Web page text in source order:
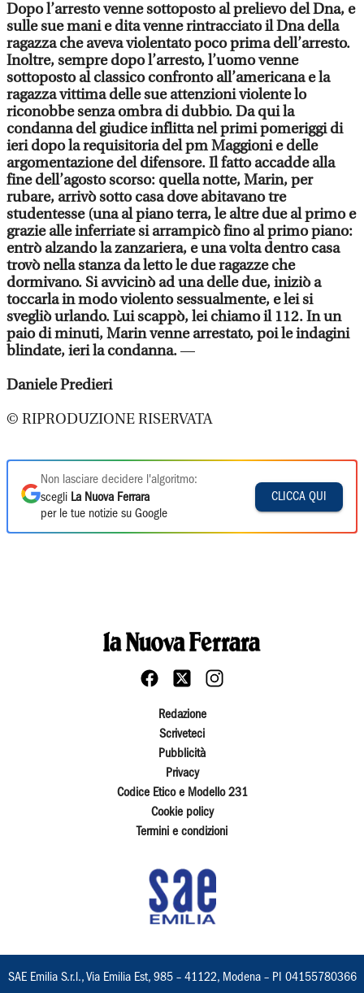
Dopo l’arresto venne sottoposto al prelievo del Dna, e
sulle sue mani e dita venne rintracciato il Dna della
ragazza che aveva violentato poco prima dell’arresto.
Inoltre, sempre dopo l’arresto, l’uomo venne
sottoposto al classico confronto all’americana e la
ragazza vittima delle sue attenzioni violente lo
riconobbe senza ombra di dubbio. Da qui la
condanna del giudice inflitta nel primi pomeriggi di
ieri dopo la requisitoria del pm Maggioni e delle
argomentazione del difensore. Il fatto accadde alla
fine dell’agosto scorso: quella notte, Marin, per
rubare, arrivò sotto casa dove abitavano tre
studentesse (una al piano terra, le altre due al primo e
grazie alle inferriate si arrampicò fino al primo piano:
entrò alzando la zanzariera, e una volta dentro casa
trovò nella stanza da letto le due ragazze che
dormivano. Si avvicinò ad una delle due, iniziò a
toccarla in modo violento sessualmente, e lei si
svegliò urlando. Lui scappò, lei chiamo il 112. In un
paio di minuti, Marin venne arrestato, poi le indagini
blindate, ieri la condanna.—
Daniele Predieri
© RIPRODUZIONE RISERVATA
Non lasciare decidere l'algoritmo:
scegli La Nuova Ferrara
per le tue notizie su Google
CLICCA QUI
Redazione
Scriveteci
Pubblicità
Privacy
Codice Etico e Modello 231
Cookie policy
Termini e condizioni
SAE Emilia S.r.l., Via Emilia Est, 985 – 41122, Modena – PI 04155780366